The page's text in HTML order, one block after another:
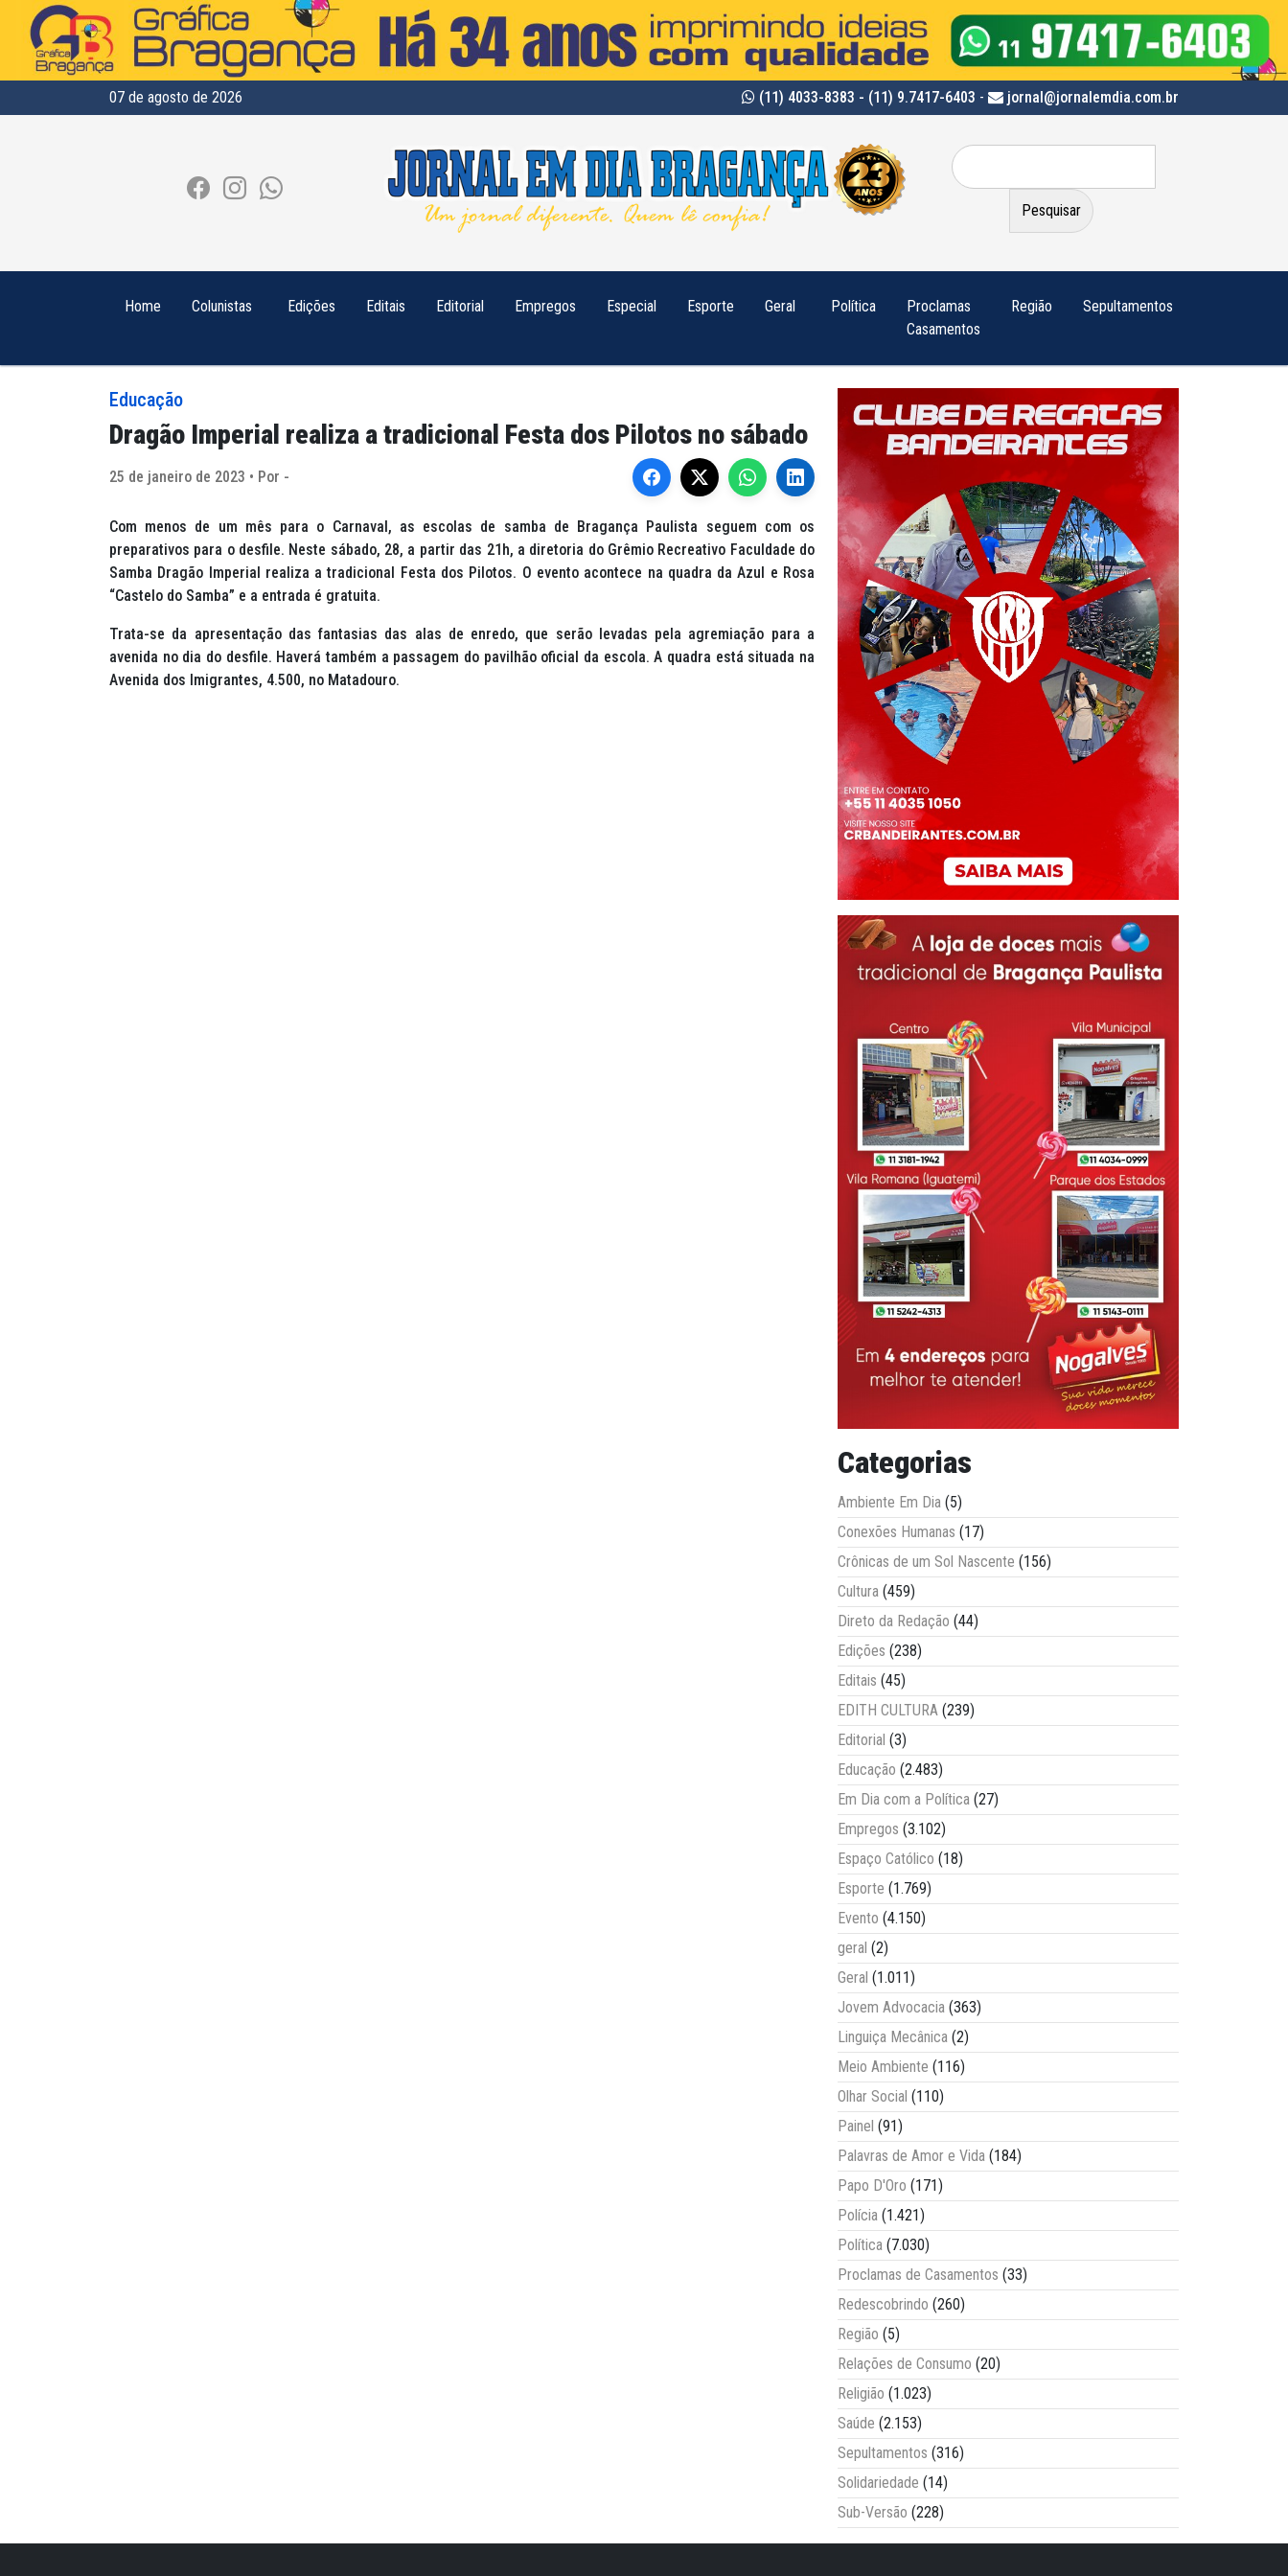
07 de agosto de 2026 (11) 4033-8383 - (11) 9.7417-6403 - jornal@jornalemdia.com.br
Pesquisar
por:
Home Colunistas Edições Editais Editorial Empregos Especial Esporte Geral Política
Proclamas
Casamentos
Região Sepultamentos
Educação
Dragão Imperial realiza a tradicional Festa dos Pilotos no sábado
25 de janeiro de 2023 • Por -
Com menos de um mês para o Carnaval, as escolas de samba de Bragança Paulista seguem com os
preparativos para o desfile. Neste sábado, 28, a partir das 21h, a diretoria do Grêmio Recreativo Faculdade do
Samba Dragão Imperial realiza a tradicional Festa dos Pilotos. O evento acontece na quadra da Azul e Rosa
“Castelo do Samba” e a entrada é gratuita.
Trata-se da apresentação das fantasias das alas de enredo, que serão levadas pela agremiação para a
avenida no dia do desfile. Haverá também a passagem do pavilhão oficial da escola. A quadra está situada na
Avenida dos Imigrantes, 4.500, no Matadouro.
Categorias
Ambiente Em Dia (5)
Conexões Humanas (17)
Crônicas de um Sol Nascente (156)
Cultura (459)
Direto da Redação (44)
Edições (238)
Editais (45)
EDITH CULTURA (239)
Editorial (3)
Educação (2.483)
Em Dia com a Política (27)
Empregos (3.102)
Espaço Católico (18)
Esporte (1.769)
Evento (4.150)
geral (2)
Geral (1.011)
Jovem Advocacia (363)
Linguiça Mecânica (2)
Meio Ambiente (116)
Olhar Social (110)
Painel (91)
Palavras de Amor e Vida (184)
Papo D'Oro (171)
Polícia (1.421)
Política (7.030)
Proclamas de Casamentos (33)
Redescobrindo (260)
Região (5)
Relações de Consumo (20)
Religião (1.023)
Saúde (2.153)
Sepultamentos (316)
Solidariedade (14)
Sub-Versão (228)